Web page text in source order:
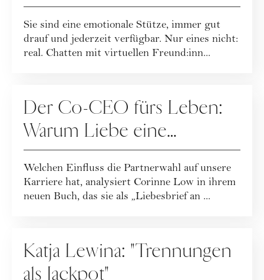
Sie sind eine emotionale Stütze, immer gut
drauf und jederzeit verfügbar. Nur eines nicht:
real. Chatten mit virtuellen Freund:inn...
Der Co-CEO fürs Leben:
Warum Liebe eine
Karriereentscheidung ist
Welchen Einfluss die Partnerwahl auf unsere
Karriere hat, analysiert Corinne Low in ihrem
neuen Buch, das sie als „Liebesbrief an ...
Katja Lewina: "Trennungen
als Jackpot"